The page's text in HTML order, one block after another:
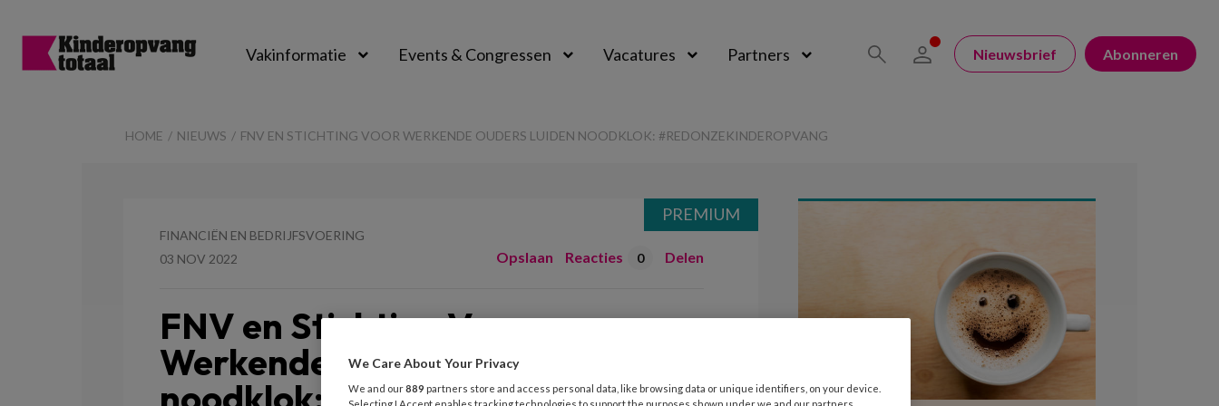
Vakinformatie Events & Congressen Vacatures Partners Nieuwsbrief Abonneren
HOME NIEUWS FNV EN STICHTING VOOR WERKENDE OUDERS LUIDEN NOODKLOK: #REDONZEKINDEROPVANG
FINANCIËN EN BEDRIJFSVOERING
03 NOV 2022
Opslaan Reacties 0 Delen
FNV en Stichting Voor
Werkende Ouders luiden
PREMIUM
We Care About Your Privacy
We and our889 partners store and access personal data, like browsing data or unique identifiers, on your device.
Selecting I Accept enables tracking technologies to support the purposes shown under we and our partners